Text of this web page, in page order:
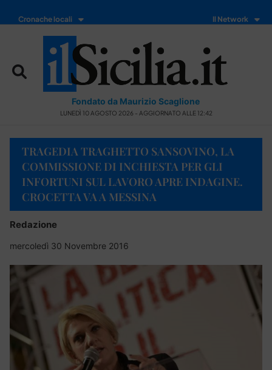
Cronache locali Il Network
Fondato da Maurizio Scaglione
LUNEDÌ 10 AGOSTO 2026 - AGGIORNATO ALLE 12:42
TRAGEDIA TRAGHETTO SANSOVINO, LA
COMMISSIONE DI INCHIESTA PER GLI
INFORTUNI SUL LAVORO APRE INDAGINE.
CROCETTA VA A MESSINA
Redazione
mercoledì 30 Novembre 2016